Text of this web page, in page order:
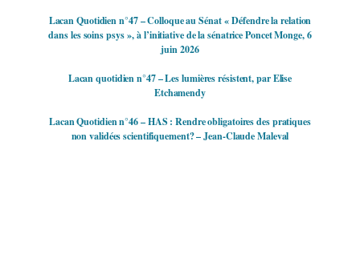
Lacan Quotidien n°47 – Colloque au Sénat « Défendre la relation
dans les soins psys », à l’initiative de la sénatrice Poncet Monge, 6
juin 2026
Lacan quotidien n°47 – Les lumières résistent, par Elise
Etchamendy
Lacan Quotidien n°46 – HAS : Rendre obligatoires des pratiques
non validées scientifiquement? – Jean-Claude Maleval